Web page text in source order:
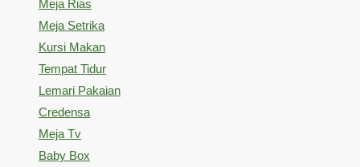
Meja Rias
Meja Setrika
Kursi Makan
Tempat Tidur
Lemari Pakaian
Credensa
Meja Tv
Baby Box